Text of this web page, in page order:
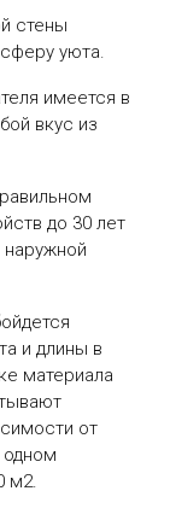
стены
уюта.
имеется в
вкус из
до 30 лет
и длины в
материала
от
м2.